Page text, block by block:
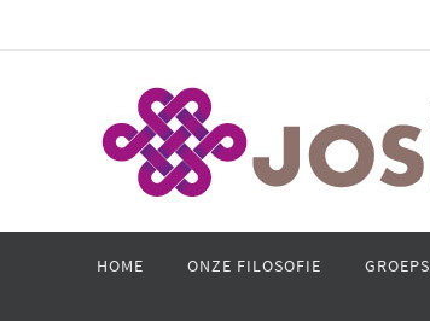
HOME ONZE FILOSOFIE